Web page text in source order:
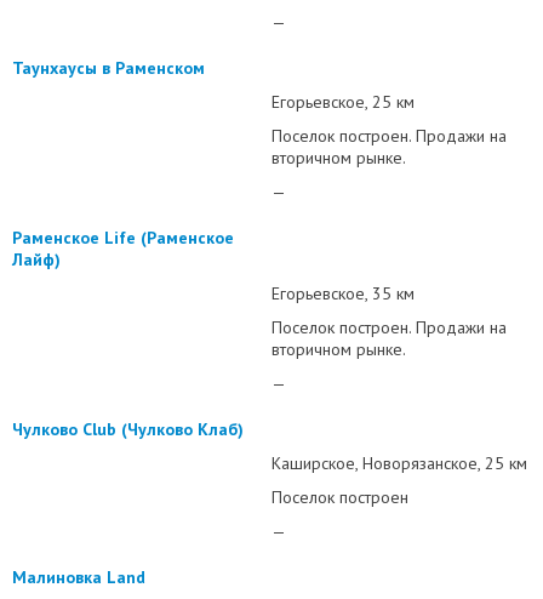
—
Таунхаусы в Раменском
Егорьевское 25 км
Поселок построен. Продажи на
вторичном рынке.
—
Раменское Life (Раменское
Лайф)
Егорьевское 35 км
Поселок построен. Продажи на
вторичном рынке.
—
Чулково Club (Чулково Клаб)
Каширское Новорязанское 25 км
Поселок построен
—
Малиновка Land